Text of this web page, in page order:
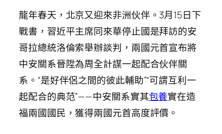
龍年春天，北京又迎來非洲伙伴。3月15日下
戰書，習近平主席同來華停止國是拜訪的安
哥拉總統洛倫索舉辦談判，兩國元首宣布將
中安關系晉陞為周全計謀一起配合伙伴關
系。“是好伴侶之間的彼此輔助”“可謂互利一
起配合的典范”——中安關系實其包養實在造
福兩國國民，獲得兩國元首高度評價。